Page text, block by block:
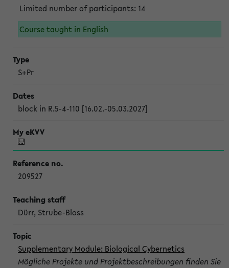
Limited number of participants: 14
Course taught in English
S+Pr
block in R.5-4-110 [16.02.-05.03.2027]
209527
Dürr, Strube-Bloss
Supplementary Module: Biological Cybernetics
Mögliche Projekte und Projektbeschreibungen finden Sie